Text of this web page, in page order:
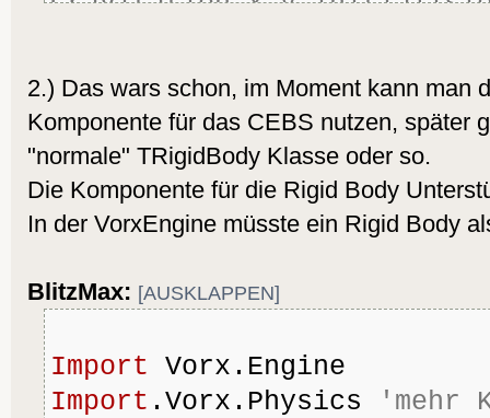
2.) Das wars schon, im Moment kann man
Komponente für das CEBS nutzen, später
"normale" TRigidBody Klasse oder so.
Die Komponente für die Rigid Body
In der VorxEngine müsste ein Rigid Body
BlitzMax: [AUSKLAPPEN]
Import Vorx.Engine
Import .Vorx.Physics
'mehr